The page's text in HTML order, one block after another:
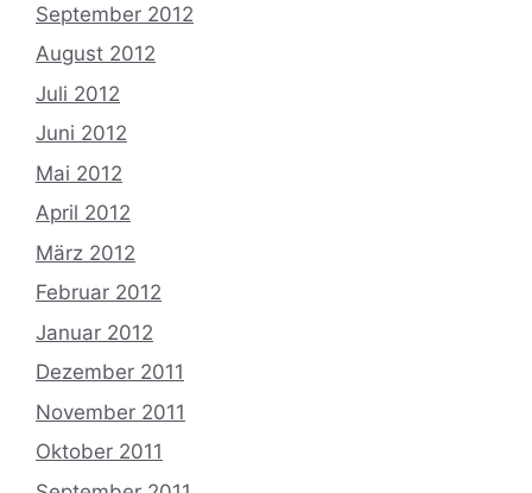
September 2012
August 2012
Juli 2012
Juni 2012
Mai 2012
April 2012
März 2012
Februar 2012
Januar 2012
Dezember 2011
November 2011
Oktober 2011